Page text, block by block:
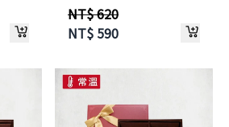
NT$ 620
NT$ 590